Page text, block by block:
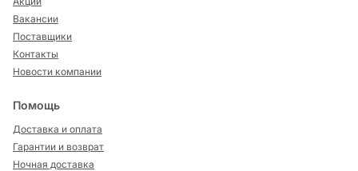
Вакансии
Поставщики
Контакты
Новости компании
Помощь
Доставка и оплата
Гарантии и возврат
Ночная доставка